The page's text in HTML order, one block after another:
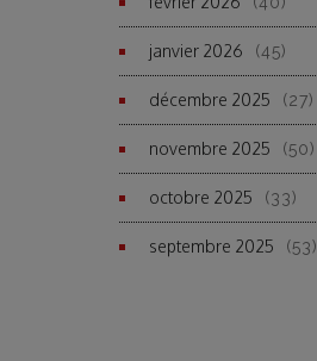
janvier 2026 (45)
décembre 2025 (27)
novembre 2025 (50)
octobre 2025 (33)
septembre 2025 (53)